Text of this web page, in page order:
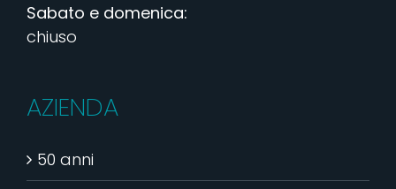
Sabato e domenica:
chiuso
AZIENDA
50 anni